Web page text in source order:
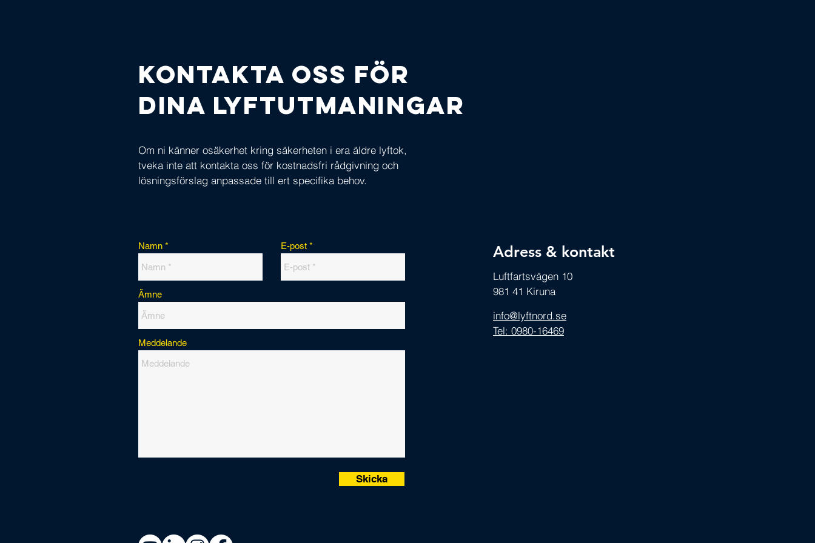
Kontakta oss för
dina lyftutmaningar
Om ni känner osäkerhet kring säkerheten i era äldre lyftok,
tveka inte att kontakta oss för kostnadsfri rådgivning och
lösningsförslag anpassade till ert specifika behov.
Namn E-post
Ämne
Meddelande
Skicka
Adress & kontakt
Luftfartsvägen 10
981 41 Kiruna
info@lyftnord.se
Tel: 0980-16469